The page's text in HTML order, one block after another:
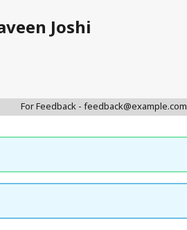
Joshi
For Feedback - feedback@example.com